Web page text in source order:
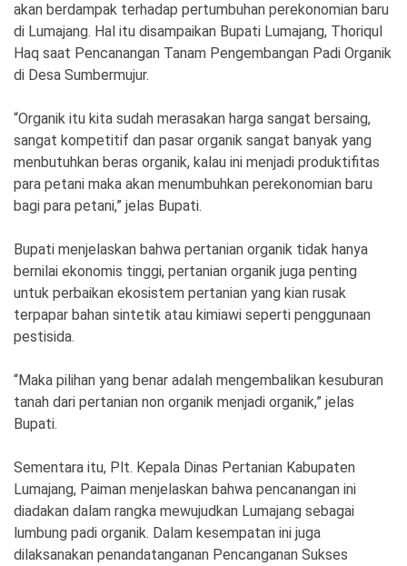
Sosial
Wisata
Indeks Birokrasi
©
Copyright
2026
News
Indonesia
Right
Reserve
akan berdampak terhadap pertumbuhan perekonomian baru
di Lumajang. Hal itu disampaikan Bupati Lumajang, Thoriqul
Haq saat Pencanangan Tanam Pengembangan Padi Organik
di Desa Sumbermujur.
“Organik itu kita sudah merasakan harga sangat bersaing,
sangat kompetitif dan pasar organik sangat banyak yang
menbutuhkan beras organik, kalau ini menjadi produktifitas
para petani maka akan menumbuhkan perekonomian baru
bagi para petani,” jelas Bupati.
Bupati menjelaskan bahwa pertanian organik tidak hanya
bernilai ekonomis tinggi, pertanian organik juga penting
untuk perbaikan ekosistem pertanian yang kian rusak
terpapar bahan sintetik atau kimiawi seperti penggunaan
pestisida.
“Maka pilihan yang benar adalah mengembalikan kesuburan
tanah dari pertanian non organik menjadi organik,” jelas
Bupati.
Sementara itu, Plt. Kepala Dinas Pertanian Kabupaten
Lumajang, Paiman menjelaskan bahwa pencanangan ini
diadakan dalam rangka mewujudkan Lumajang sebagai
lumbung padi organik. Dalam kesempatan ini juga
dilaksanakan penandatanganan Pencanganan Sukses